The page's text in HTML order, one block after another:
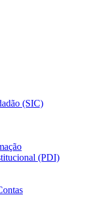
(SIC)
(PDI)